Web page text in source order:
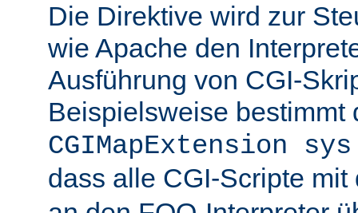
Die Direktive wird zur
wie Apache den
Ausführung von CGI-
Beispielsweise bestimmt
CGIMapExtension
dass alle CGI-Scripte